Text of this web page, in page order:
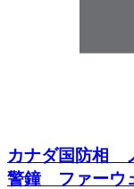
カナダ国防相
警鐘 ファーウ